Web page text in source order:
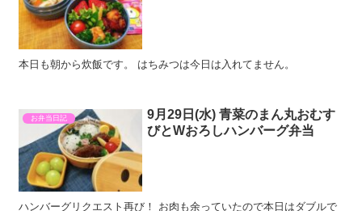
本日も朝から炊飯です。 はちみつは今日は入れてません。
お弁当日記
9月29日(水) 青菜のまん丸おむす
びとWおろしハンバーグ弁当
ハンバーグリクエスト再び！ お肉も余っていたので本日はダブルで